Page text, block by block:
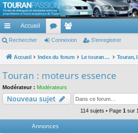
TouranPassion
Le forum des propriétaires ou futurs acquéreurs du
cc
ès
pi
de
Accueil
or
u
e
m
Rechercher Connexion S’enregistrer
Accueil Index du forum Le touran dans ses versions I (V1 V2 V3) et II ...
Touran : moteurs essence
Modérateur : Modérateurs
Nouveau sujet
114 sujets • Page 1 sur
Annonces